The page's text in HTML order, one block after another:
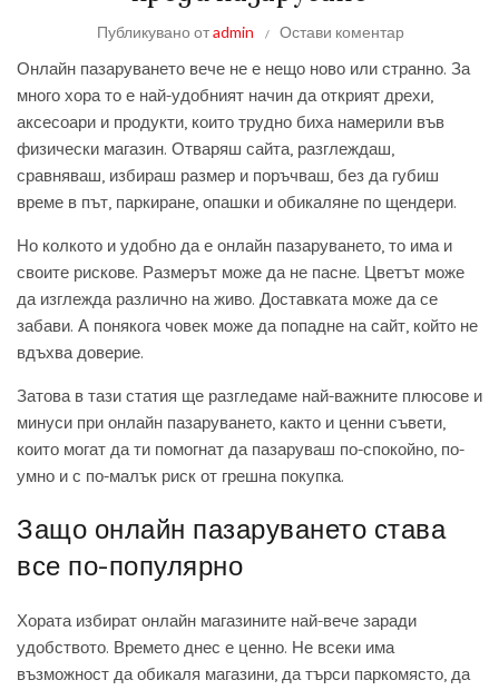
Публикувано отadmin Остави коментар
Онлайн пазаруването вече не е нещо ново или странно. За
много хора то е най-удобният начин да открият дрехи,
аксесоари и продукти, които трудно биха намерили във
физически магазин. Отваряш сайта, разглеждаш,
сравняваш, избираш размер и поръчваш, без да губиш
време в път, паркиране, опашки и обикаляне по щендери.
Но колкото и удобно да е онлайн пазаруването, то има и
своите рискове. Размерът може да не пасне. Цветът може
да изглежда различно на живо. Доставката може да се
забави. А понякога човек може да попадне на сайт, който не
вдъхва доверие.
Затова в тази статия ще разгледаме най-важните плюсове и
минуси при онлайн пазаруването, както и ценни съвети,
които могат да ти помогнат да пазаруваш по-спокойно, по-
умно и с по-малък риск от грешна покупка.
Защо онлайн пазаруването става
все по-популярно
Хората избират онлайн магазините най-вече заради
удобството. Времето днес е ценно. Не всеки има
възможност да обикаля магазини, да търси паркомясто, да